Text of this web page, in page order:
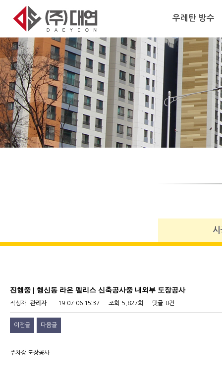
우레탄 방수
진행중 | 행신동 라온 펠리스 신축공사중 내외부 도장공사
작성자 관리자 19-07-06 15:37 조회 5,827회 댓글 0건
이전글 다음글
주차장 도장공사